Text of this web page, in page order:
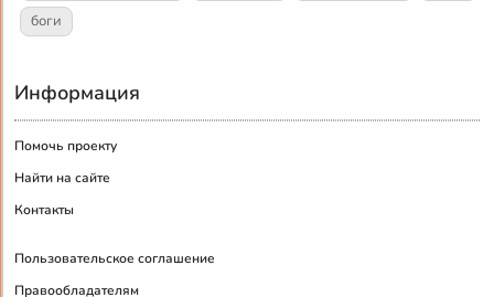
боги
Информация
Помочь проекту
Найти на сайте
Контакты
Пользовательское соглашение
Правообладателям